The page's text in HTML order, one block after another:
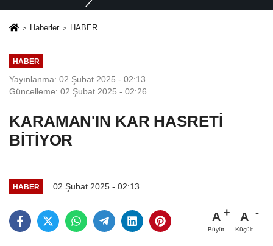
Haberler HABER
HABER
Yayınlanma: 02 Şubat 2025 - 02:13
Güncelleme: 02 Şubat 2025 - 02:26
KARAMAN'IN KAR HASRETİ
BİTİYOR
HABER 02 Şubat 2025 - 02:13
A
Büyüt
A
Küçült